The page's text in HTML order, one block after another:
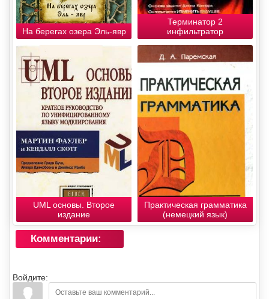
На берегах озера Эль-явр
Терминатор 2
инфильтратор
UML основы. Второе
издание
Практическая грамматика
(немецкий язык)
Комментарии:
Войдите: